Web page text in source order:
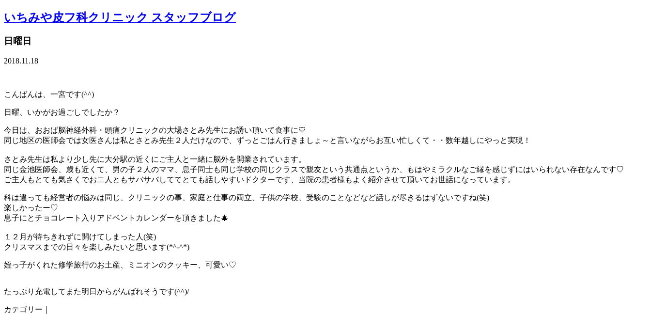
いちみや皮フ科クリニック スタッフブログ
日曜日
2018.11.18
こんばんは、一宮です(^^)
日曜、いかがお過ごしでしたか？
今日は、おおば脳神経外科・頭痛クリニックの大場さとみ先生にお誘い頂いて食事に💛
同じ地区の医師会では女医さんは私とさとみ先生２人だけなので、ずっとごはん行きましょ～と言いながらお互い忙しくて・・数年越しにやっと実現！
さとみ先生は私より少し先に大分駅の近くにご主人と一緒に脳外を開業されています。
同じ金池医師会、歳も近くて、男の子２人のママ、息子同士も同じ学校の同じクラスで親友という共通点というか、もはやミラクルなご縁を感じずにはいられない存在なんです♡
ご主人もとても気さくでお二人ともサバサバしててとても話しやすいドクターです、当院の患者様もよく紹介させて頂いてお世話になっています。
科は違っても経営者の悩みは同じ、クリニックの事、家庭と仕事の両立、子供の学校、受験のことなどなど話しが尽きるはずないですね(笑)
楽しかったー♡
息子にとチョコレート入りアドベントカレンダーを頂きました🎄
１２月が待ちきれずに開けてしまった人(笑)
クリスマスまでの日々を楽しみたいと思います(*^-^*)
姪っ子がくれた修学旅行のお土産、ミニオンのクッキー、可愛い♡
たっぷり充電してまた明日からがんばれそうです(^^)/
カテゴリー｜